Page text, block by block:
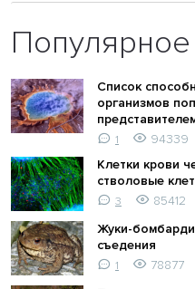
Популярное
Список
организмов
1
94339
Клетки крови
стволовые
3
85412
Жуки-
съедения
1
78877